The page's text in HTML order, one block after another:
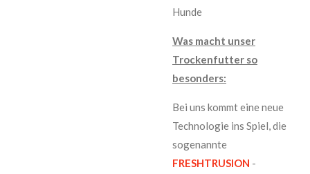
Hunde
Was macht unser
Trockenfutter so
besonders:
Bei uns kommt eine neue
Technologie ins Spiel, die
sogenannte
FRESHTRUSION -